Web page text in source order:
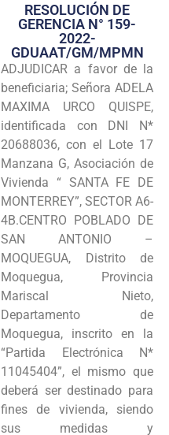
Transparencia
Seguridad
Programas
Intranet
RESOLUCIÓN DE
GERENCIA N° 159-
2022-
GDUAAT/GM/MPMN
ADJUDICAR a favor de la
beneficiaria; Señora ADELA
MAXIMA URCO QUISPE,
identificada con DNI N*
20688036, con el Lote 17
Manzana G, Asociación de
Vivienda “ SANTA FE DE
MONTERREY”, SECTOR A6-
4B.CENTRO POBLADO DE
SAN ANTONIO –
MOQUEGUA, Distrito de
Moquegua, Provincia
Mariscal Nieto,
Departamento de
Moquegua, inscrito en la
“Partida Electrónica N*
11045404”, el mismo que
deberá ser destinado para
fines de vivienda, siendo
sus medidas y